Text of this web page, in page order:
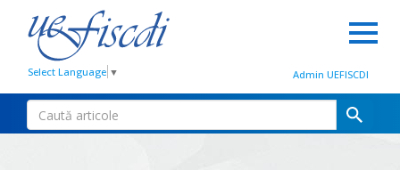
Select Language ▼ Admin UEFISCDI